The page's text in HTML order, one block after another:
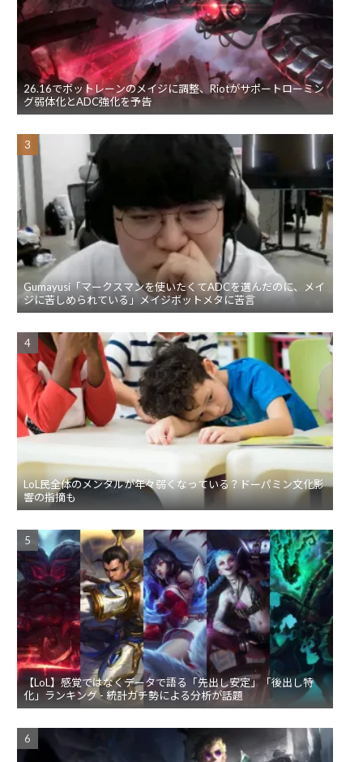
26.16でボットレーンのメイジに調整、Riotがサポートローミン
グ弱体化とADC強化を予告
Gumayusi「マークスマンを使いたくてADCを選んだのに、メイ
ジに苦しめられている」メイジボットメタに苦言
LoL民全体のメンタルが年々弱くなっている？ドーパミン文化影
響の指摘も
【LoL】感覚ではなくデータで語る「先出し安定」「後出し特
化」ランキング - 統計ガチ勢による分析が話題